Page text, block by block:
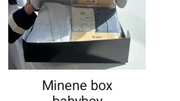
Minene box